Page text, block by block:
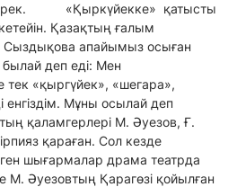
«Қыркүйекке» қатысты
Қазақтың ғалым
Сыздықова апайымыз осыған
былай деп еді: Мен
тек «қыргүйек», «шегара»,
енгіздім. Мұны осылай деп
қаламгерлері М. Әуезов, Ғ.
қараған. Сол кезде
шығармалар драма театрда
М. Әуезовтың Қарагөзі қойылған